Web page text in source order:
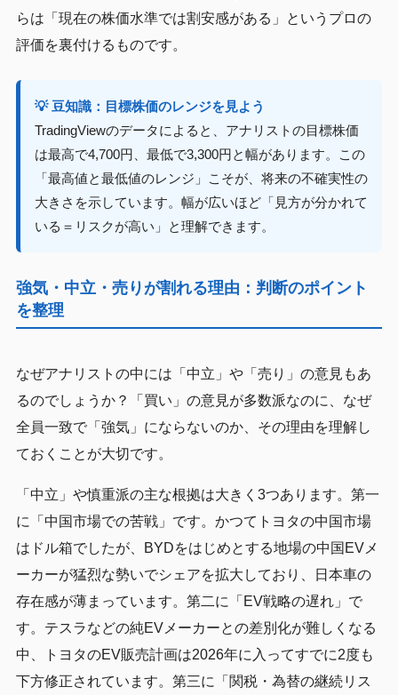
らは「現在の株価水準では割安感がある」というプロの
評価を裏付けるものです。
💡 豆知識：目標株価のレンジを見よう
TradingViewのデータによると、アナリストの目標株価
は最高で4,700円、最低で3,300円と幅があります。この
「最高値と最低値のレンジ」こそが、将来の不確実性の
大きさを示しています。幅が広いほど「見方が分かれて
いる＝リスクが高い」と理解できます。
強気・中立・売りが割れる理由：判断のポイント
を整理
なぜアナリストの中には「中立」や「売り」の意見もあ
るのでしょうか？「買い」の意見が多数派なのに、なぜ
全員一致で「強気」にならないのか、その理由を理解し
ておくことが大切です。
「中立」や慎重派の主な根拠は大きく3つあります。第一
に「中国市場での苦戦」です。かつてトヨタの中国市場
はドル箱でしたが、BYDをはじめとする地場の中国EVメ
ーカーが猛烈な勢いでシェアを拡大しており、日本車の
存在感が薄まっています。第二に「EV戦略の遅れ」で
す。テスラなどの純EVメーカーとの差別化が難しくなる
中、トヨタのEV販売計画は2026年に入ってすでに2度も
下方修正されています。第三に「関税・為替の継続リス